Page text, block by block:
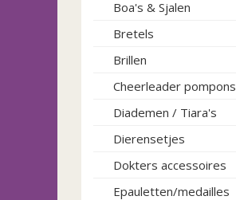
Boa's & Sjalen
Bretels
Brillen
Cheerleader pompons
Diademen / Tiara's
Dierensetjes
Dokters accessoires
Epauletten/medailles